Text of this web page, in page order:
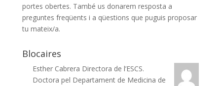
portes obertes. També us donarem resposta a
preguntes freqüents i a qüestions que puguis proposar
tu mateix/a.
Blocaires
Esther Cabrera Directora de l’ESCS.
Doctora pel Departament de Medicina de